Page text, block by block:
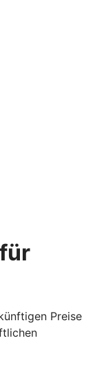
Preise